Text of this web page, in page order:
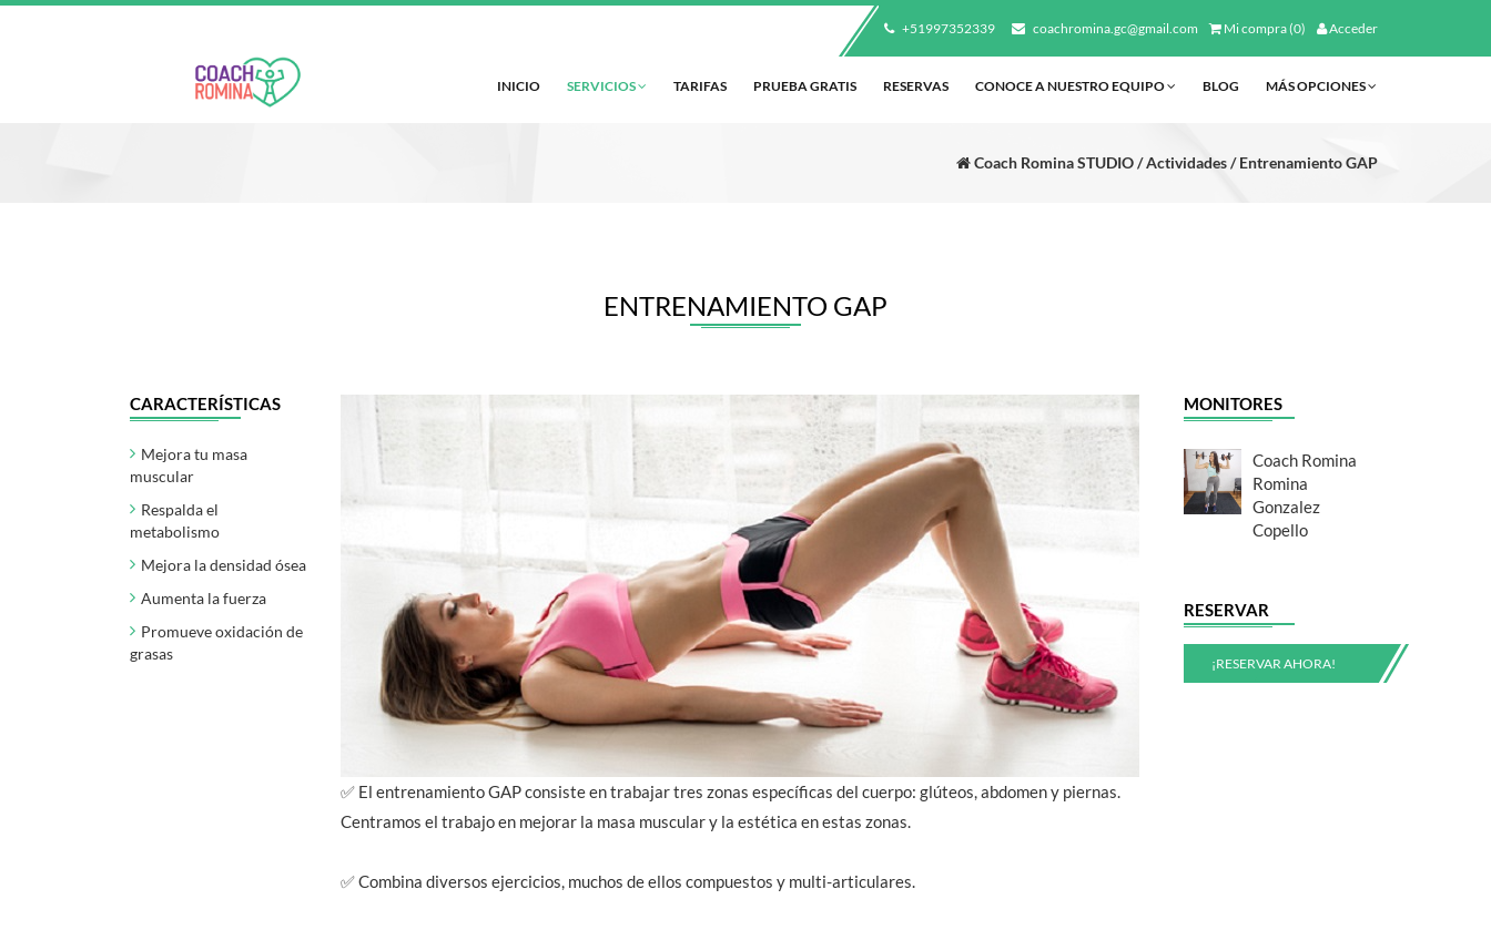
+51997352339 coachromina.gc@gmail.com Mi compra (0) Acceder
INICIO SERVICIOS TARIFAS PRUEBA GRATIS RESERVAS CONOCE A NUESTRO EQUIPO BLOG MÁS OPCIONES
Coach Romina STUDIO / Actividades / Entrenamiento GAP
ENTRENAMIENTO GAP
CARACTERÍSTICAS
Mejora tu masa
muscular
Respalda el
metabolismo
Mejora la densidad ósea
Aumenta la fuerza
Promueve oxidación de
grasas
✅ El entrenamiento GAP consiste en trabajar tres zonas específicas del cuerpo: glúteos, abdomen y piernas.
Centramos el trabajo en mejorar la masa muscular y la estética en estas zonas.
✅ Combina diversos ejercicios, muchos de ellos compuestos y multi-articulares.
MONITORES
Coach Romina
Romina
Gonzalez
Copello
RESERVAR
¡RESERVAR AHORA!